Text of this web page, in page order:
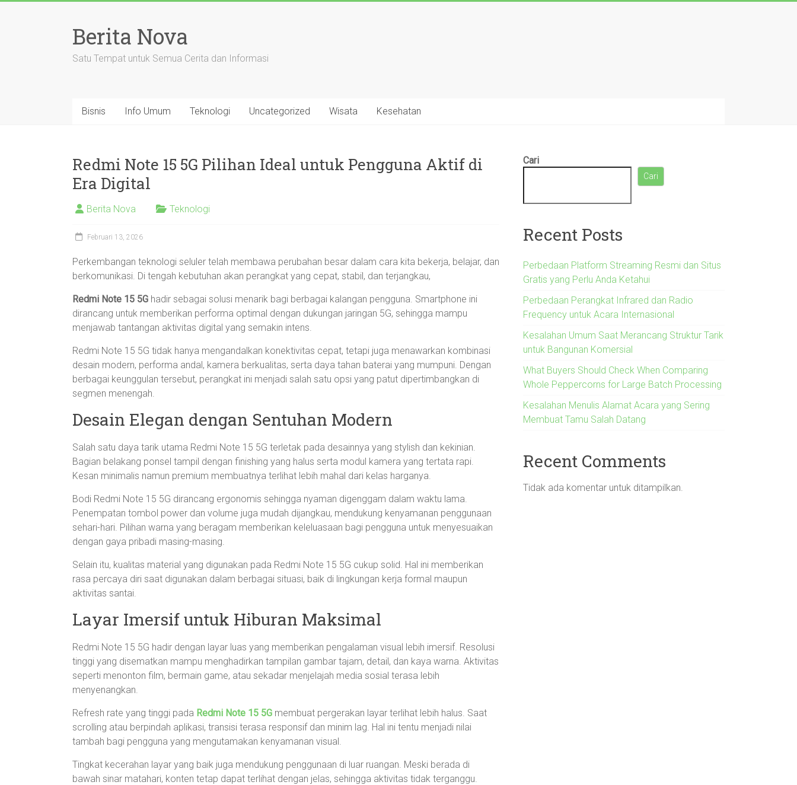
Berita Nova
Satu Tempat untuk Semua Cerita dan Informasi
Bisnis Info Umum Teknologi Uncategorized Wisata Kesehatan
Redmi Note 15 5G Pilihan Ideal untuk Pengguna Aktif di
Era Digital
Berita Nova Teknologi
Februari 13, 2026
Perkembangan teknologi seluler telah membawa perubahan besar dalam cara kita bekerja, belajar, dan
berkomunikasi. Di tengah kebutuhan akan perangkat yang cepat, stabil, dan terjangkau,
Redmi Note 15 5G hadir sebagai solusi menarik bagi berbagai kalangan pengguna. Smartphone ini
dirancang untuk memberikan performa optimal dengan dukungan jaringan 5G, sehingga mampu
menjawab tantangan aktivitas digital yang semakin intens.
Redmi Note 15 5G tidak hanya mengandalkan konektivitas cepat, tetapi juga menawarkan kombinasi
desain modern, performa andal, kamera berkualitas, serta daya tahan baterai yang mumpuni. Dengan
berbagai keunggulan tersebut, perangkat ini menjadi salah satu opsi yang patut dipertimbangkan di
segmen menengah.
Desain Elegan dengan Sentuhan Modern
Salah satu daya tarik utama Redmi Note 15 5G terletak pada desainnya yang stylish dan kekinian.
Bagian belakang ponsel tampil dengan finishing yang halus serta modul kamera yang tertata rapi.
Kesan minimalis namun premium membuatnya terlihat lebih mahal dari kelas harganya.
Bodi Redmi Note 15 5G dirancang ergonomis sehingga nyaman digenggam dalam waktu lama.
Penempatan tombol power dan volume juga mudah dijangkau, mendukung kenyamanan penggunaan
sehari-hari. Pilihan warna yang beragam memberikan keleluasaan bagi pengguna untuk menyesuaikan
dengan gaya pribadi masing-masing.
Selain itu, kualitas material yang digunakan pada Redmi Note 15 5G cukup solid. Hal ini memberikan
rasa percaya diri saat digunakan dalam berbagai situasi, baik di lingkungan kerja formal maupun
aktivitas santai.
Layar Imersif untuk Hiburan Maksimal
Redmi Note 15 5G hadir dengan layar luas yang memberikan pengalaman visual lebih imersif. Resolusi
tinggi yang disematkan mampu menghadirkan tampilan gambar tajam, detail, dan kaya warna. Aktivitas
seperti menonton film, bermain game, atau sekadar menjelajah media sosial terasa lebih
menyenangkan.
Refresh rate yang tinggi pada Redmi Note 15 5G membuat pergerakan layar terlihat lebih halus. Saat
scrolling atau berpindah aplikasi, transisi terasa responsif dan minim lag. Hal ini tentu menjadi nilai
tambah bagi pengguna yang mengutamakan kenyamanan visual.
Tingkat kecerahan layar yang baik juga mendukung penggunaan di luar ruangan. Meski berada di
bawah sinar matahari, konten tetap dapat terlihat dengan jelas, sehingga aktivitas tidak terganggu.
Cari
Cari
Recent Posts
Perbedaan Platform Streaming Resmi dan Situs
Gratis yang Perlu Anda Ketahui
Perbedaan Perangkat Infrared dan Radio
Frequency untuk Acara Internasional
Kesalahan Umum Saat Merancang Struktur Tarik
untuk Bangunan Komersial
What Buyers Should Check When Comparing
Whole Peppercorns for Large Batch Processing
Kesalahan Menulis Alamat Acara yang Sering
Membuat Tamu Salah Datang
Recent Comments
Tidak ada komentar untuk ditampilkan.